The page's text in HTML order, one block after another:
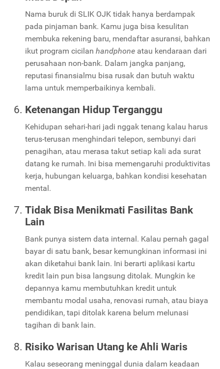
Nama buruk di SLIK OJK tidak hanya berdampak
pada pinjaman bank. Kamu juga bisa kesulitan
membuka rekening baru, mendaftar asuransi, bahkan
ikut program cicilan handphone atau kendaraan dari
perusahaan non-bank. Dalam jangka panjang,
reputasi finansialmu bisa rusak dan butuh waktu
lama untuk memperbaikinya kembali.
Ketenangan Hidup Terganggu
Kehidupan sehari-hari jadi nggak tenang kalau harus
terus-terusan menghindari telepon, sembunyi dari
penagihan, atau merasa takut setiap kali ada surat
datang ke rumah. Ini bisa memengaruhi produktivitas
kerja, hubungan keluarga, bahkan kondisi kesehatan
mental.
Tidak Bisa Menikmati Fasilitas Bank
Lain
Bank punya sistem data internal. Kalau pernah gagal
bayar di satu bank, besar kemungkinan informasi ini
akan diketahui bank lain. Ini berarti aplikasi kartu
kredit lain pun bisa langsung ditolak. Mungkin ke
depannya kamu membutuhkan kredit untuk
membantu modal usaha, renovasi rumah, atau biaya
pendidikan, tapi ditolak karena belum melunasi
tagihan di bank lain.
Risiko Warisan Utang ke Ahli Waris
Kalau seseorang meninggal dunia dalam keadaan